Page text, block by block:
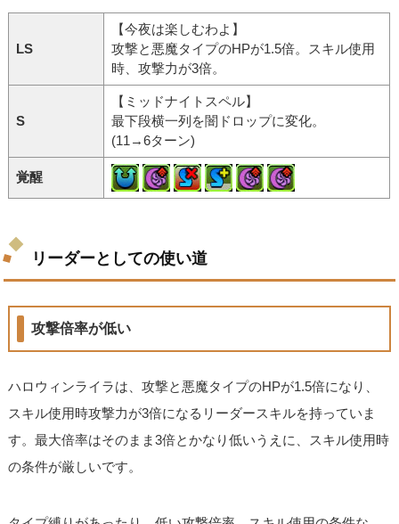
LS
【今夜は楽しむわよ】
攻撃と悪魔タイプのHPが1.5倍。スキル使用
時、攻撃力が3倍。
S
【ミッドナイトスペル】
最下段横一列を闇ドロップに変化。
(11→6ターン)
覚醒
リーダーとしての使い道
攻撃倍率が低い
ハロウィンライラは、攻撃と悪魔タイプのHPが1.5倍になり、
スキル使用時攻撃力が3倍になるリーダースキルを持っていま
す。最大倍率はそのまま3倍とかなり低いうえに、スキル使用時
の条件が厳しいです。